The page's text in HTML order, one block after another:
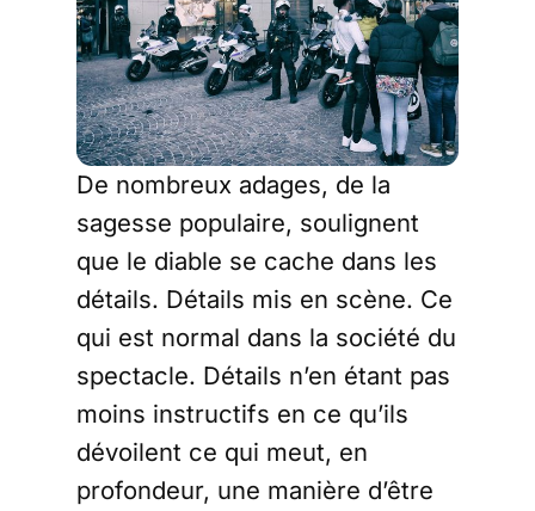
De nombreux adages, de la
sagesse populaire, soulignent
que le diable se cache dans les
détails. Détails mis en scène. Ce
qui est normal dans la société du
spectacle. Détails n’en étant pas
moins instructifs en ce qu’ils
dévoilent ce qui meut, en
profondeur, une manière d’être